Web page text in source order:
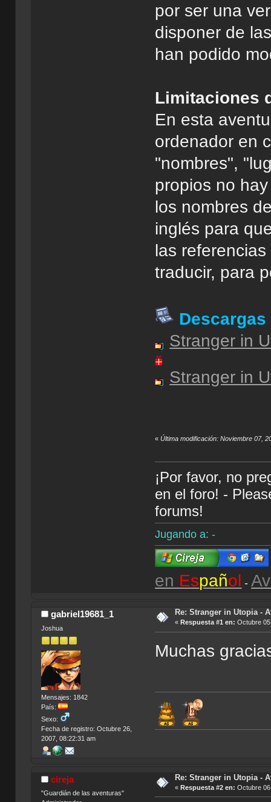
por ser una
disponer de
han podido
Limitaciones
En esta
ordenador en
"nombres",
propios no
los nombres
inglés para
las
traducir, para
Descargas
Stranger in
Stranger in
«Última modificación: Noviembre 07,
¡Por favor, no
en el foro! -
forums!
Jugando a: -
en Español -
gabriel19681_1
Joshua
Mensajes: 1842
País:
Sexo:
Fecha de registro: Octubre 26,
2007, 08:22:31 am
Re: Stranger in Utopia -
« Respuesta #1 en: Octubre
Muchas
cireja
"Guardián de las aventuras"
Re: Stranger in Utopia -
« Respuesta #2 en: Octubre